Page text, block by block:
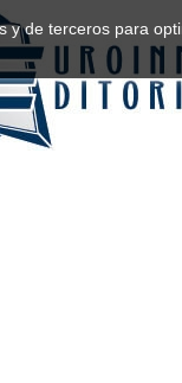
y de terceros para